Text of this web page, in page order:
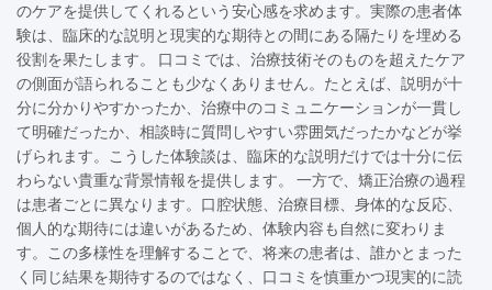
のケアを提供してくれるという安心感を求めます。実際の患者体
験は、臨床的な説明と現実的な期待との間にある隔たりを埋める
役割を果たします。 口コミでは、治療技術そのものを超えたケア
の側面が語られることも少なくありません。たとえば、説明が十
分に分かりやすかったか、治療中のコミュニケーションが一貫し
て明確だったか、相談時に質問しやすい雰囲気だったかなどが挙
げられます。こうした体験談は、臨床的な説明だけでは十分に伝
わらない貴重な背景情報を提供します。 一方で、矯正治療の過程
は患者ごとに異なります。口腔状態、治療目標、身体的な反応、
個人的な期待には違いがあるため、体験内容も自然に変わりま
す。この多様性を理解することで、将来の患者は、誰かとまった
く同じ結果を期待するのではなく、口コミを慎重かつ現実的に読